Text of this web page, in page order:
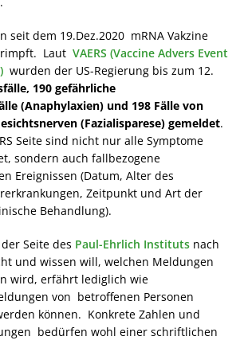
seit dem 19.Dez.2020 mRNA Vakzine
Laut VAERS (Vaccine Advers Event
wurden der US-Regierung bis zum 12.
190 gefährliche
(Anaphylaxien) und 198 Fälle von
(Fazialisparese) gemeldet.
Seite sind nicht nur alle Symptome
sondern auch fallbezogene
Ereignissen (Datum, Alter des
Zeitpunkt und Art der
Behandlung).
Seite des Paul-Ehrlich Instituts nach
und wissen will, welchen Meldungen
wird, erfährt lediglich wie
von betroffenen Personen
können. Konkrete Zahlen und
bedürfen wohl einer schriftlichen